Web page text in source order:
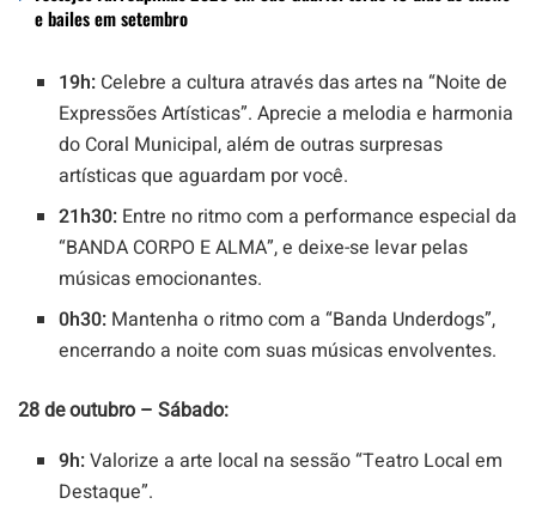
e bailes em setembro
19h: Celebre a cultura através das artes na “Noite de
Expressões Artísticas”. Aprecie a melodia e harmonia
do Coral Municipal, além de outras surpresas
artísticas que aguardam por você.
21h30: Entre no ritmo com a performance especial da
“BANDA CORPO E ALMA”, e deixe-se levar pelas
músicas emocionantes.
0h30: Mantenha o ritmo com a “Banda Underdogs”,
encerrando a noite com suas músicas envolventes.
28 de outubro – Sábado:
9h:Valorize a arte local na sessão “Teatro Local em
Destaque”.